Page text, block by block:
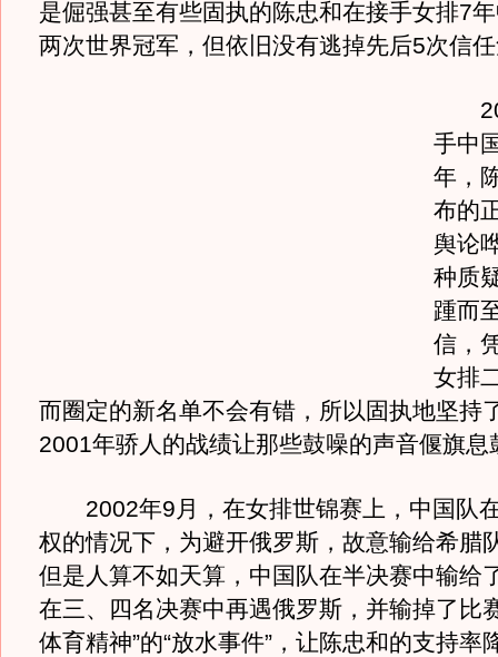
是倔强甚至有些固执的陈忠和在接手女排7
两次世界冠军，但依旧没有逃掉先后5次信
手中
年，
布的
舆论
种质
踵而
信，
女排
而圈定的新名单不会有错，所以固执地坚持
2001年骄人的战绩让那些鼓噪的声音偃旗息
2002年9月，在女排世锦赛上，中国队
权的情况下，为避开俄罗斯，故意输给希腊
但是人算不如天算，中国队在半决赛中输给
在三、四名决赛中再遇俄罗斯，并输掉了比
体育精神”的“放水事件”，让陈忠和的支持率